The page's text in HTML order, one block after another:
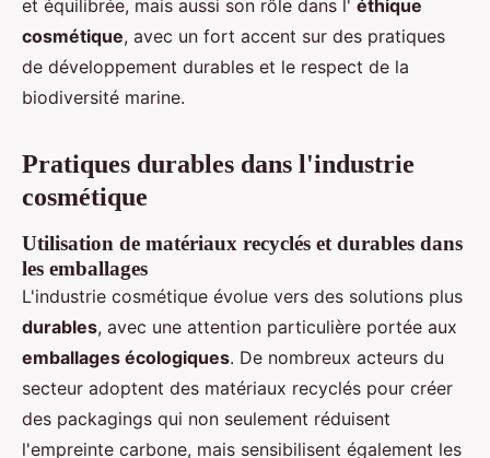
et équilibrée, mais aussi son rôle dans l' éthique
cosmétique, avec un fort accent sur des pratiques
de développement durables et le respect de la
biodiversité marine.
Pratiques durables dans l'industrie
cosmétique
Utilisation de matériaux recyclés et durables dans
les emballages
L'industrie cosmétique évolue vers des solutions plus
durables, avec une attention particulière portée aux
emballages écologiques. De nombreux acteurs du
secteur adoptent des matériaux recyclés pour créer
des packagings qui non seulement réduisent
l'empreinte carbone, mais sensibilisent également les